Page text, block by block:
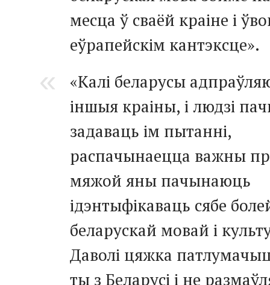
месца ў сваёй краіне і
еўрапейскім кантэксце».
«Калі беларусы
іншыя краіны, і людзі
задаваць ім пытанні,
распачынаецца важны
мяжой яны пачынаюць
ідэнтыфікаваць сябе
беларускай мовай і
Даволі цяжка
ты з Беларусі і не